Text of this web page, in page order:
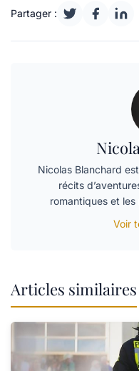
Partager :
Nicolas Blanchard
récits
romantiques et
Voir
Articles similaires